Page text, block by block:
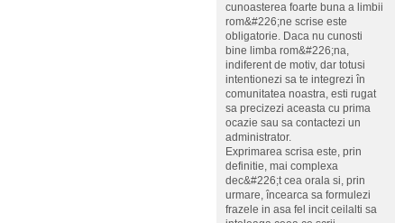
cunoasterea foarte buna a limbii
rom&#226;ne scrise este
obligatorie. Daca nu cunosti
bine limba rom&#226;na,
indiferent de motiv, dar totusi
intentionezi sa te integrezi în
comunitatea noastra, esti rugat
sa precizezi aceasta cu prima
ocazie sau sa contactezi un
administrator.
Exprimarea scrisa este, prin
definitie, mai complexa
dec&#226;t cea orala si, prin
urmare, încearca sa formulezi
frazele in asa fel incit ceilalti sa